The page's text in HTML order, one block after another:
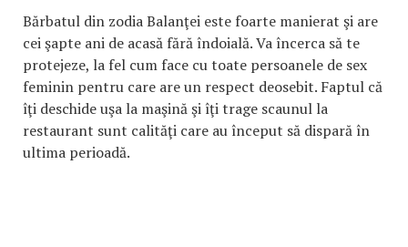
Bărbatul din zodia Balanţei este foarte manierat şi are
cei şapte ani de acasă fără îndoială. Va încerca să te
protejeze, la fel cum face cu toate persoanele de sex
feminin pentru care are un respect deosebit. Faptul că
îţi deschide uşa la maşină şi îţi trage scaunul la
restaurant sunt calităţi care au început să dispară în
ultima perioadă.